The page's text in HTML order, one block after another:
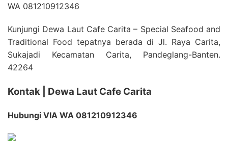
Kunjungi Dewa Laut Cafe Carita – Special Seafood and
Traditional Food tepatnya berada di Jl. Raya Carita,
Sukajadi Kecamatan Carita, Pandeglang-Banten.
42264
Kontak | Dewa Laut Cafe Carita
Hubungi VIA WA 081210912346